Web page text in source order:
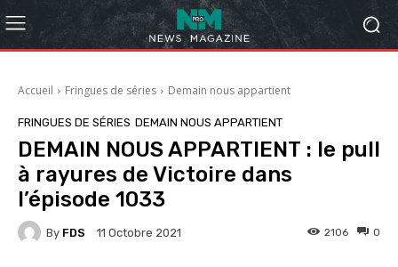
Accueil Fringues de séries Demain nous appartient
FRINGUES DE SÉRIES DEMAIN NOUS APPARTIENT
DEMAIN NOUS APPARTIENT : le pull
à rayures de Victoire dans
l’épisode 1033
By FDS 11 Octobre 2021 0
2106